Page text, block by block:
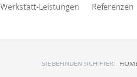
Werkstatt-Leistungen Referenzen
SIE BEFINDEN SICH HIER: